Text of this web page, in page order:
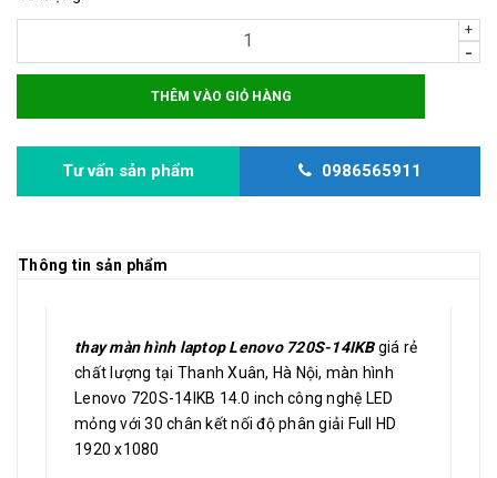
+
-
THÊM VÀO GIỎ HÀNG
Tư vấn sản phẩm 0986565911
Thông tin sản phẩm
thay màn hình laptop Lenovo 720S-14IKBgiá rẻ
chất lượng tại Thanh Xuân, Hà Nội, màn hình
Lenovo 720S-14IKB 14.0 inch công nghệ LED
mỏng với 30 chân kết nối độ phân giải Full HD
1920 x1080